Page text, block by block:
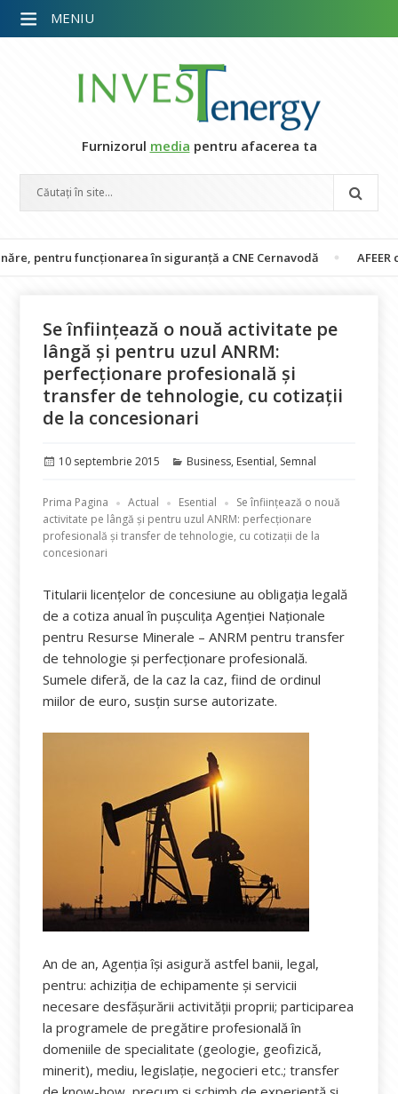
Furnizorul media pentru afacerea ta
funcționarea în siguranță a CNE Cernavodă AFEER
Se înființează o nouă activitate pe
lângă și pentru uzul ANRM:
perfecționare profesională și
transfer de tehnologie, cu cotizații
de la concesionari
Publicat
10 septembrie 2015 Categorii
Business, Esential, Semnal
Prima Pagina Actual Esential
Se înființează o nouă
activitate pe lângă și pentru uzul ANRM: perfecționare
profesională și transfer de tehnologie, cu cotizații de la
concesionari
Titularii licențelor de concesiune au obligația legală
de a cotiza anual în pușculița Agenției Naționale
pentru Resurse Minerale – ANRM pentru transfer
de tehnologie și perfecționare profesională.
Sumele diferă, de la caz la caz, fiind de ordinul
miilor de euro, susțin surse autorizate.
An de an, Agenția își asigură astfel banii, legal,
pentru: achiziţia de echipamente şi servicii
necesare desfăşurării activităţii proprii; participarea
la programele de pregătire profesională în
domeniile de specialitate (geologie, geofizică,
minerit), mediu, legislaţie, negocieri etc.; transfer
MENIU